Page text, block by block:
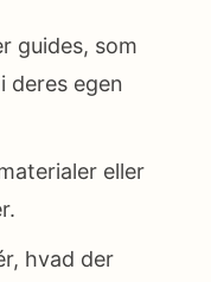
guides, som
deres egen
eller
hvad der